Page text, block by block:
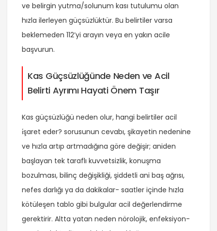
ve belirgin yutma/solunum kası tutulumu olan
hızla ilerleyen güçsüzlüktür. Bu belirtiler varsa
beklemeden 112’yi arayın veya en yakın acile
başvurun.
Kas Güçsüzlüğünde Neden ve Acil
Belirti Ayrımı Hayati Önem Taşır
Kas güçsüzlüğü neden olur, hangi belirtiler acil
i̇şaret eder? sorusunun cevabı, şikayetin nedenine
ve hızla artıp artmadığına göre değişir; aniden
başlayan tek taraflı kuvvetsizlik, konuşma
bozulması, bilinç değişikliği, şiddetli ani baş ağrısı,
nefes darlığı ya da dakikalar- saatler içinde hızla
kötüleşen tablo gibi bulgular acil değerlendirme
gerektirir. Altta yatan neden nörolojik, enfeksiyon-